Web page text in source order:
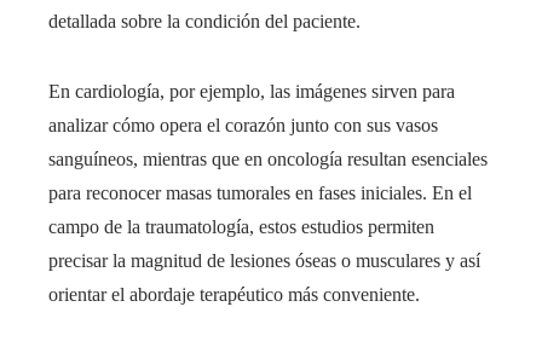
detallada sobre la condición del paciente.
En cardiología, por ejemplo, las imágenes sirven para
analizar cómo opera el corazón junto con sus vasos
sanguíneos, mientras que en oncología resultan esenciales
para reconocer masas tumorales en fases iniciales. En el
campo de la traumatología, estos estudios permiten
precisar la magnitud de lesiones óseas o musculares y así
orientar el abordaje terapéutico más conveniente.